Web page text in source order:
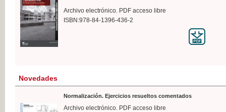
Archivo electrónico. PDF acceso libre
ISBN:978-84-1396-436-2
Novedades
Normalización. Ejercicios resueltos comentados
Archivo electrónico. PDF acceso libre